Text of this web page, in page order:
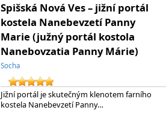
Spišská Nová Ves – jižní portál
kostela Nanebevzetí Panny
Marie (južný portál kostola
Nanebovzatia Panny Márie)
Socha
Jižní portál je skutečným klenotem farního
kostela Nanebevzetí Panny…